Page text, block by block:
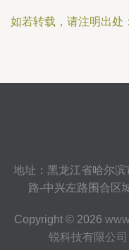
如若转载，请注明出处
地址：黑龙江省哈尔
路-中兴左路围合区
Copyright © 2026
锐科技有限公司